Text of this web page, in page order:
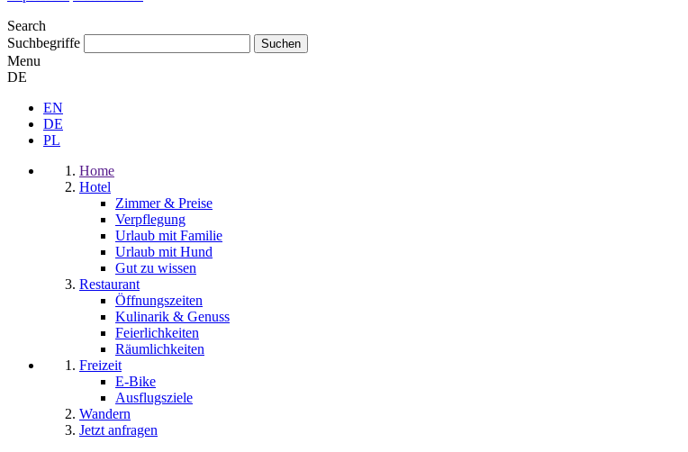
Search
Suchbegriffe
Menu
DE
EN
DE
PL
Home
Hotel
Zimmer & Preise
Verpflegung
Urlaub mit Familie
Urlaub mit Hund
Gut zu wissen
Restaurant
Öffnungszeiten
Kulinarik & Genuss
Feierlichkeiten
Räumlichkeiten
Freizeit
E-Bike
Ausflugsziele
Wandern
Jetzt anfragen